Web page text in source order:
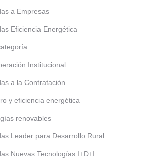
a Empresas
Eficiencia Energética
Institucional
a la Contratación
y eficiencia energética
renovables
Leader para Desarrollo Rural
Nuevas Tecnologías I+D+I